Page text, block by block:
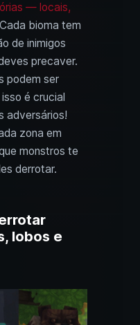
— locais,
bioma tem
de inimigos
precaver.
podem ser
é crucial
adversários!
zona em
monstros te
derrotar.
lobos e